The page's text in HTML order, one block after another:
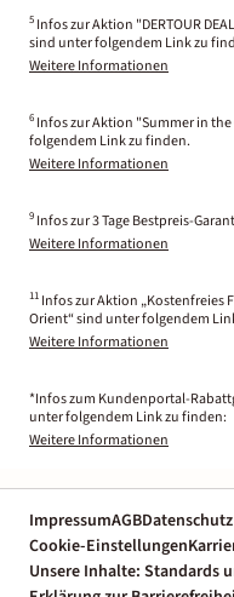
5 Infos zur Aktion "DERTOUR
sind unter folgendem Link zu
Weitere Informationen
6 Infos zur Aktion "Summer in
folgendem Link zu finden.
Weitere Informationen
9 Infos zur 3 Tage Bestpreis-
Weitere Informationen
11 Infos zur Aktion „Kostenfreies
Orient“ sind unter folgendem
Weitere Informationen
*Infos zum Kundenportal-
unter folgendem Link zu finden:
Weitere Informationen
ImpressumAGBDatenschutz
Cookie-Einstellungen
Unsere Inhalte: Standards